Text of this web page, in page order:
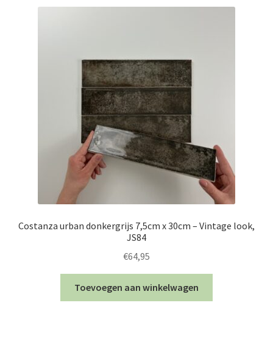
Costanza urban donkergrijs 7,5cm x 30cm – Vintage look,
JS84
€64,95
Toevoegen aan winkelwagen